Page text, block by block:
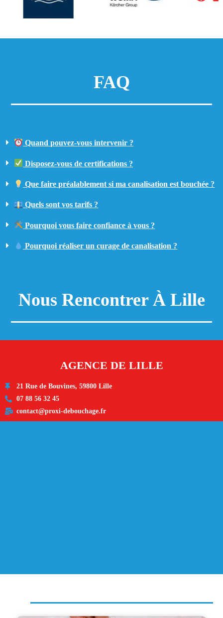
FAQ
Quand pouvez-vous intervenir ?
Disposez-vous de certifications ?
Que faire préalablement si ma canalisation est bouchée ?
Quels sont vos tarifs ?
Pourquoi vous faire confiance à vous ?
Pourquoi réaliser un curage de canalisation ?
Nous Rencontrer À Lille
AGENCE DE LILLE
21 Rue de Bouvines, 59800 Lille
07 88 56 32 45
contact@proxi-debouchage.fr